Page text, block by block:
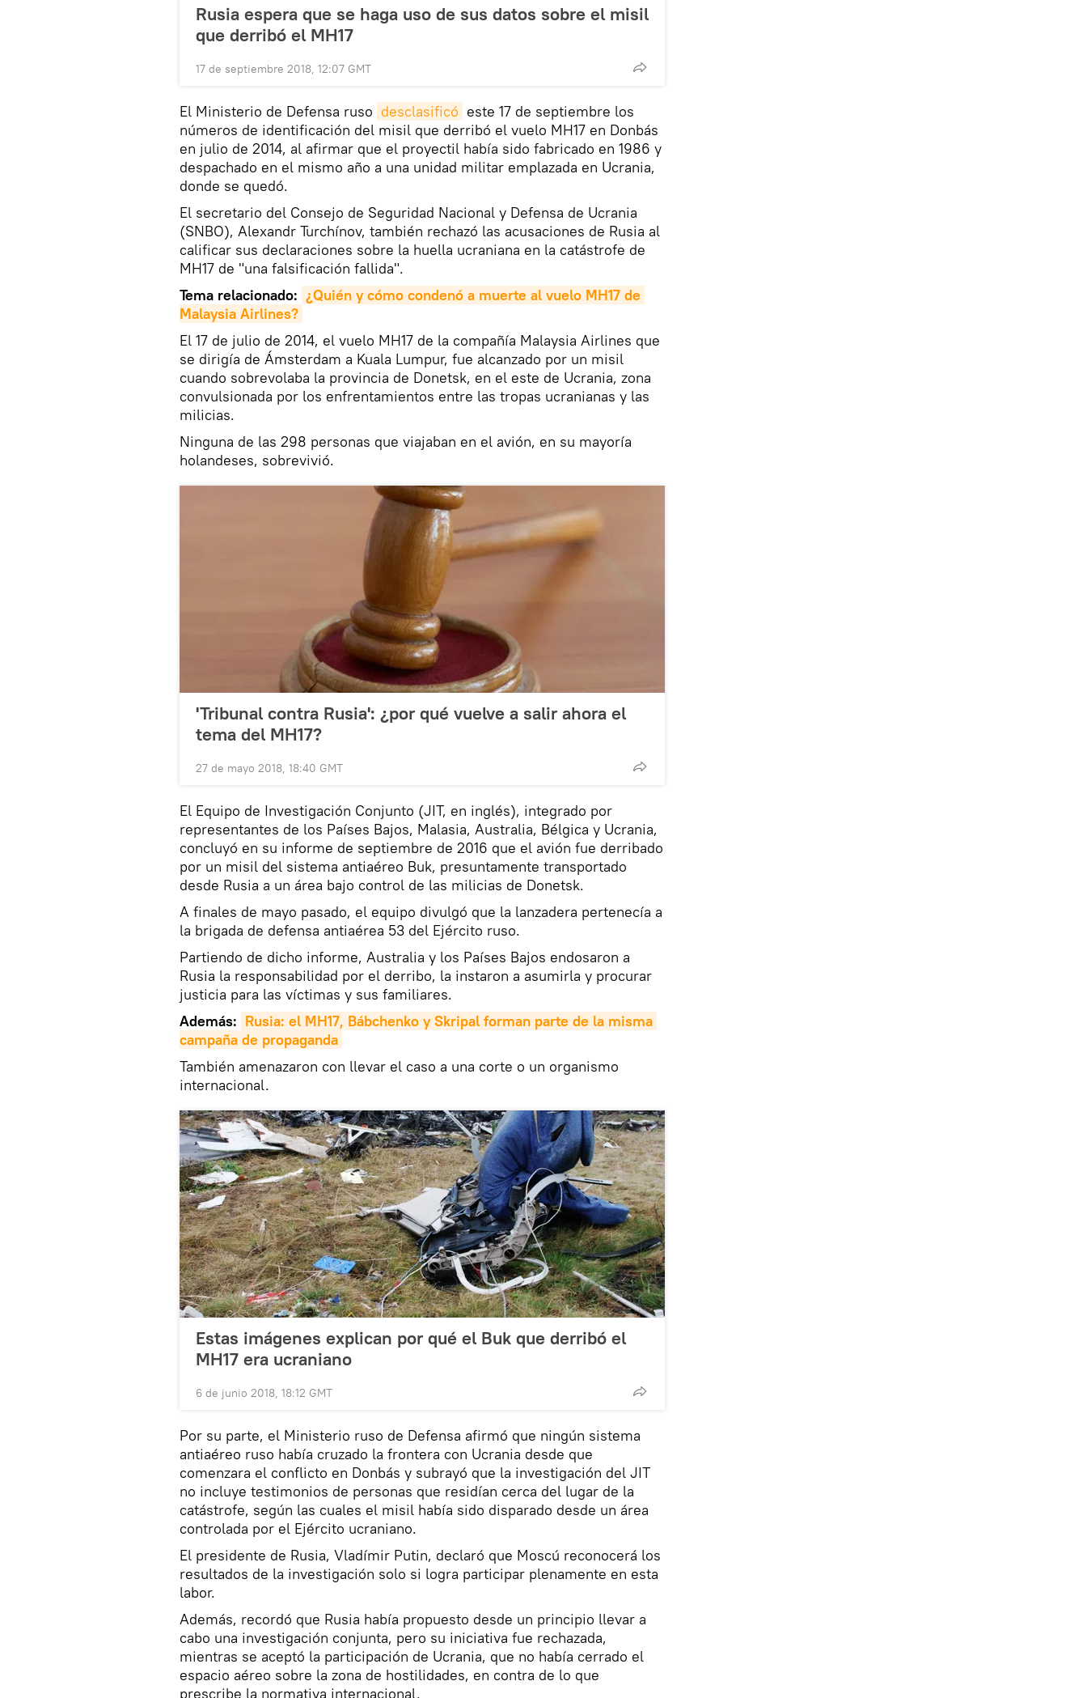
Rusia espera que se haga uso de sus datos sobre el misil
que derribó el MH17
17 de septiembre 2018, 12:07 GMT
El Ministerio de Defensa ruso desclasificó este 17 de septiembre los
números de identificación del misil que derribó el vuelo MH17 en Donbás
en julio de 2014, al afirmar que el proyectil había sido fabricado en 1986 y
despachado en el mismo año a una unidad militar emplazada en Ucrania,
donde se quedó.
El secretario del Consejo de Seguridad Nacional y Defensa de Ucrania
(SNBO), Alexandr Turchínov, también rechazó las acusaciones de Rusia al
calificar sus declaraciones sobre la huella ucraniana en la catástrofe de
MH17 de "una falsificación fallida".
Tema relacionado: ¿Quién y cómo condenó a muerte al vuelo MH17 de
Malaysia Airlines?
El 17 de julio de 2014, el vuelo MH17 de la compañía Malaysia Airlines que
se dirigía de Ámsterdam a Kuala Lumpur, fue alcanzado por un misil
cuando sobrevolaba la provincia de Donetsk, en el este de Ucrania, zona
convulsionada por los enfrentamientos entre las tropas ucranianas y las
milicias.
Ninguna de las 298 personas que viajaban en el avión, en su mayoría
holandeses, sobrevivió.
'Tribunal contra Rusia': ¿por qué vuelve a salir ahora el
tema del MH17?
27 de mayo 2018, 18:40 GMT
El Equipo de Investigación Conjunto (JIT, en inglés), integrado por
representantes de los Países Bajos, Malasia, Australia, Bélgica y Ucrania,
concluyó en su informe de septiembre de 2016 que el avión fue derribado
por un misil del sistema antiaéreo Buk, presuntamente transportado
desde Rusia a un área bajo control de las milicias de Donetsk.
A finales de mayo pasado, el equipo divulgó que la lanzadera pertenecía a
la brigada de defensa antiaérea 53 del Ejército ruso.
Partiendo de dicho informe, Australia y los Países Bajos endosaron a
Rusia la responsabilidad por el derribo, la instaron a asumirla y procurar
justicia para las víctimas y sus familiares.
Además: Rusia: el MH17, Bábchenko y Skripal forman parte de la misma
campaña de propaganda
También amenazaron con llevar el caso a una corte o un organismo
internacional.
Estas imágenes explican por qué el Buk que derribó el
MH17 era ucraniano
6 de junio 2018, 18:12 GMT
Por su parte, el Ministerio ruso de Defensa afirmó que ningún sistema
antiaéreo ruso había cruzado la frontera con Ucrania desde que
comenzara el conflicto en Donbás y subrayó que la investigación del JIT
no incluye testimonios de personas que residían cerca del lugar de la
catástrofe, según las cuales el misil había sido disparado desde un área
controlada por el Ejército ucraniano.
El presidente de Rusia, Vladímir Putin, declaró que Moscú reconocerá los
resultados de la investigación solo si logra participar plenamente en esta
labor.
Además, recordó que Rusia había propuesto desde un principio llevar a
cabo una investigación conjunta, pero su iniciativa fue rechazada,
mientras se aceptó la participación de Ucrania, que no había cerrado el
espacio aéreo sobre la zona de hostilidades, en contra de lo que
prescribe la normativa internacional.